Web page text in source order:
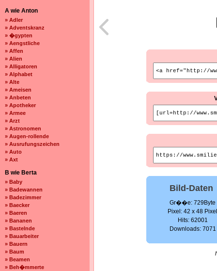
A wie Anton
» Adler
» Adventskranz
» �gypten
» Aengstliche
» Affen
» Alien
» Alligatoren
» Alphabet
» Alte
» Ameisen
» Anbeten
» Apotheker
» Armee
» Arzt
» Astronomen
» Augen-rollende
» Ausrufungszeichen
» Auto
» Axt
B wie Berta
» Baby
» Badewannen
» Badezimmer
» Baecker
» Baeren
» Bananen
» Bastelnde
» Bauarbeiter
» Bauern
» Baum
» Beamen
» Beh�mmerte
Bild-Daten
Gr��e: 729Byte
Pixel: 42 x 48
Hits: 62001
Downloads: 7071